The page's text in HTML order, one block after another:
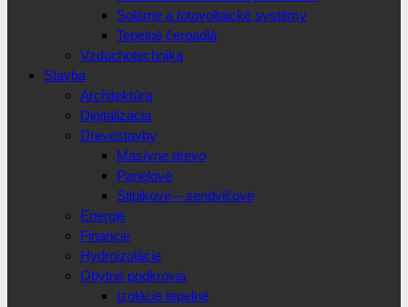
Solárne a fotovoltaické systémy
Tepelné čerpadlá
Vzduchotechnika
Stavba
Architektúra
Digitalizácia
Drevostavby
Masívne drevo
Panelové
Stlpikové – sendvičové
Energie
Financie
Hydroizolácie
Obytné podkrovia
Izolácie tepelné